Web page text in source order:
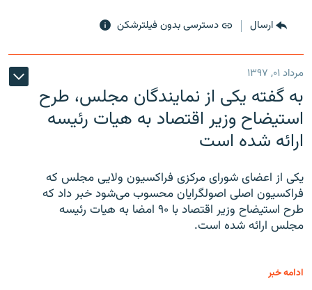
ارسال دسترسی بدون فیلترشکن
مرداد ۰۱, ۱۳۹۷
به گفته یکی از نمایندگان مجلس، طرح
استیضاح وزیر اقتصاد به هیات رئیسه
ارائه شده است
یکی از اعضای شورای مرکزی فراکسیون ولایی مجلس که
فراکسیون اصلی اصولگرایان محسوب می‌شود خبر داد که
طرح استیضاح وزیر اقتصاد با ۹۰ امضا به هیات رئیسه
مجلس ارائه شده است.
ادامه خبر